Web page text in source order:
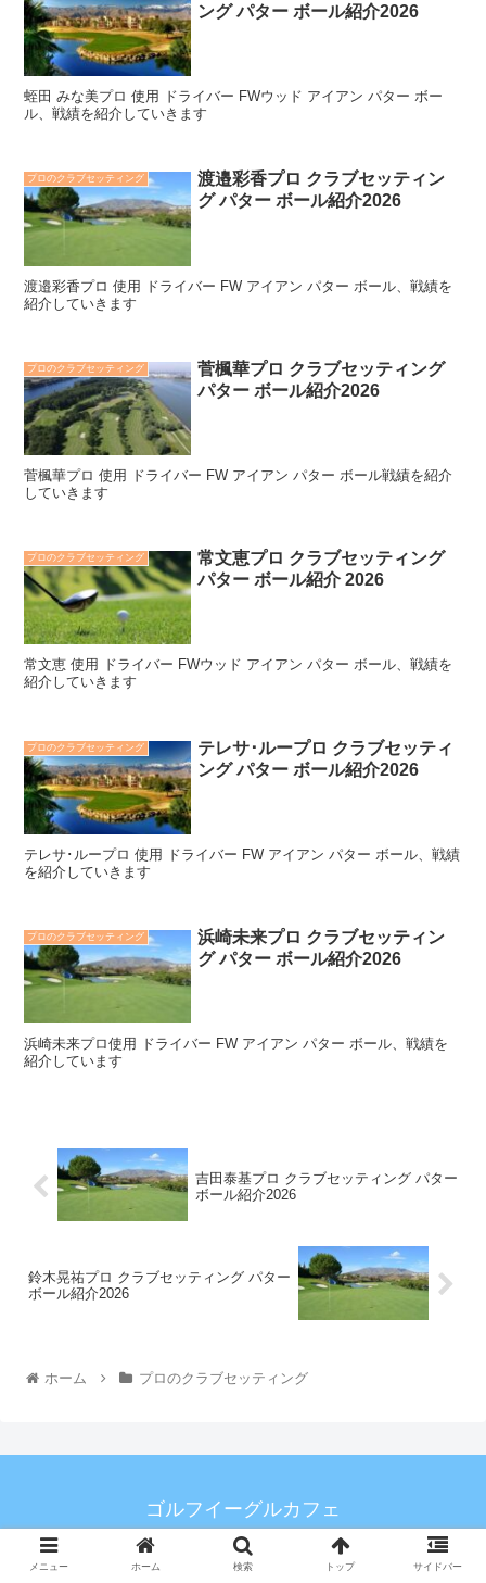
ング パター ボール紹介2026
蛭田 みな美プロ 使用 ドライバー FWウッド アイアン パター ボー
ル、戦績を紹介していきます
プロのクラブセッティング
渡邉彩香プロ クラブセッティン
グ パター ボール紹介2026
渡邉彩香プロ 使用 ドライバー FW アイアン パター ボール、戦績を
紹介していきます
プロのクラブセッティング
菅楓華プロ クラブセッティング
パター ボール紹介2026
菅楓華プロ 使用 ドライバー FW アイアン パター ボール戦績を紹介
していきます
プロのクラブセッティング
常文恵プロ クラブセッティング
パター ボール紹介 2026
常文恵 使用 ドライバー FWウッド アイアン パター ボール、戦績を
紹介していきます
プロのクラブセッティング
テレサ･ループロ クラブセッティ
ング パター ボール紹介2026
テレサ･ループロ 使用 ドライバー FW アイアン パター ボール、戦績
を紹介していきます
プロのクラブセッティング
浜崎未来プロ クラブセッティン
グ パター ボール紹介2026
浜崎未来プロ使用 ドライバー FW アイアン パター ボール、戦績を
紹介しています
吉田泰基プロ クラブセッティング パター
ボール紹介2026
鈴木晃祐プロ クラブセッティング パター
ボール紹介2026
ホーム プロのクラブセッティング
ゴルフイーグルカフェ
お問い合わせ プライバシーポリシー
メニュー ホーム 検索 トップ サイドバー